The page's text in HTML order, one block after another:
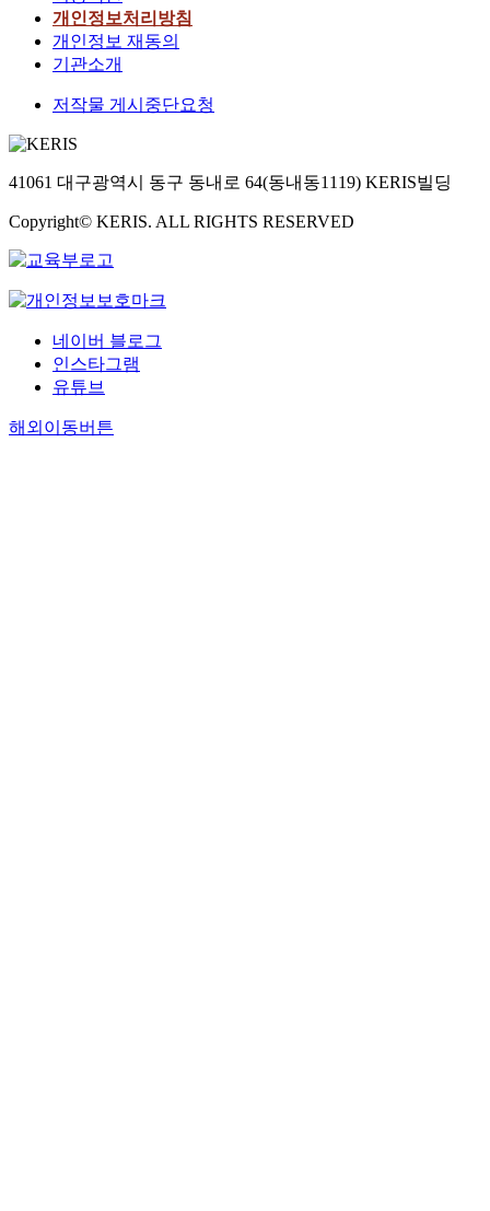
개인정보처리방침
개인정보 재동의
기관소개
저작물 게시중단요청
41061 대구광역시 동구 동내로 64(동내동1119) KERIS빌딩
Copyright© KERIS. ALL RIGHTS RESERVED
네이버 블로그
인스타그램
유튜브
해외이동버튼